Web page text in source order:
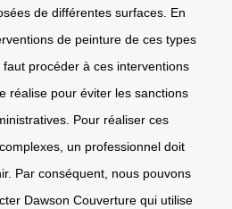
de différentes surfaces. En
de peinture de ces types
procéder à ces interventions
réalise pour éviter les sanctions
Pour réaliser ces
un professionnel doit
Par conséquent, nous pouvons
Dawson Couverture qui utilise